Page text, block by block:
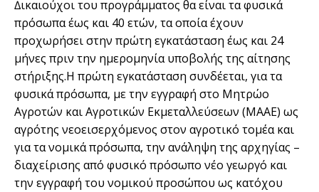
∆ικαιούχοι του προγράµµατος θα είναι τα φυσικά
πρόσωπα έως και 40 ετών, τα οποία έχουν
προχωρήσει στην πρώτη εγκατάσταση έως και 24
µήνες πριν την ηµεροµηνία υποβολής της αίτησης
στήριξης.Η πρώτη εγκατάσταση συνδέεται, για τα
φυσικά πρόσωπα, µε την εγγραφή στο Μητρώο
Αγροτών και Αγροτικών Εκµεταλλεύσεων (ΜΑΑΕ) ως
αγρότης νεοεισερχόµενος στον αγροτικό τοµέα και
για τα νοµικά πρόσωπα, την ανάληψη της αρχηγίας –
διαχείρισης από φυσικό πρόσωπο νέο γεωργό και
την εγγραφή του νοµικού προσώπου ως κατόχου